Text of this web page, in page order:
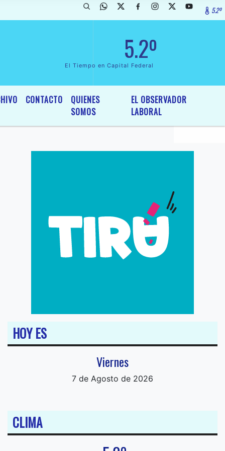
InterÃ©s General y Legislativo, por Ordenanza NÂº 6236/19 del 5.2º
5.2º
El Tiempo en Capital Federal
CONTACTO
QUIENES
SOMOS
EL OBSERVADOR
LABORAL
HOY ES
Viernes
7 de Agosto de 2026
CLIMA